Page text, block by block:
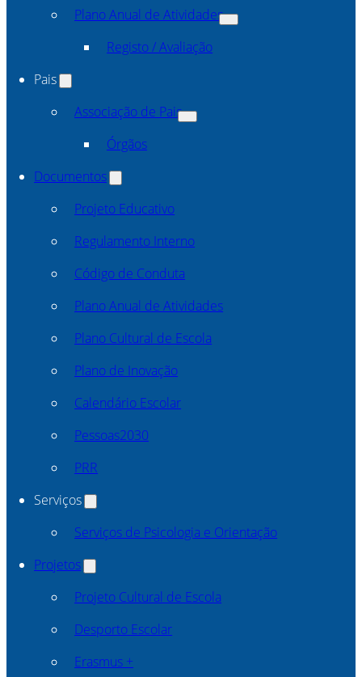
Plano Anual de Atividades
Registo / Avaliação
Pais
Associação de Pais
Órgãos
Documentos
Projeto Educativo
Regulamento Interno
Código de Conduta
Plano Anual de Atividades
Plano Cultural de Escola
Plano de Inovação
Calendário Escolar
Pessoas2030
PRR
Serviços
Serviços de Psicologia e Orientação
Projetos
Projeto Cultural de Escola
Desporto Escolar
Erasmus +